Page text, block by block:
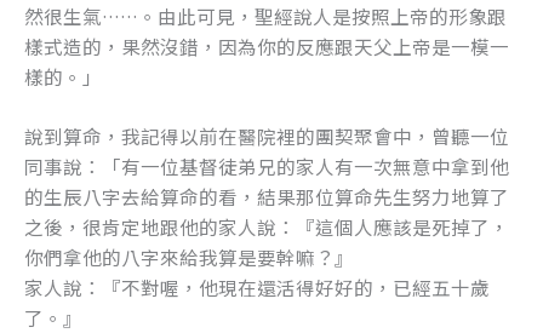
然很生氣……。由此可見，聖經說人是按照上帝的形象跟
樣式造的，果然沒錯，因為你的反應跟天父上帝是一模一
樣的。」
說到算命，我記得以前在醫院裡的團契聚會中，曾聽一位
同事說：「有一位基督徒弟兄的家人有一次無意中拿到他
的生辰八字去給算命的看，結果那位算命先生努力地算了
之後，很肯定地跟他的家人說：『這個人應該是死掉了，
你們拿他的八字來給我算是要幹嘛？』
家人說：『不對喔，他現在還活得好好的，已經五十歲
了。』